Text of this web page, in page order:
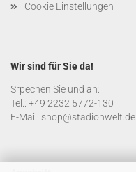
Cookie Einstellungen
Wir sind für Sie da!
Srpechen Sie und an:
Tel.: +49 2232 5772-130
E-Mail: shop@stadionwelt.de